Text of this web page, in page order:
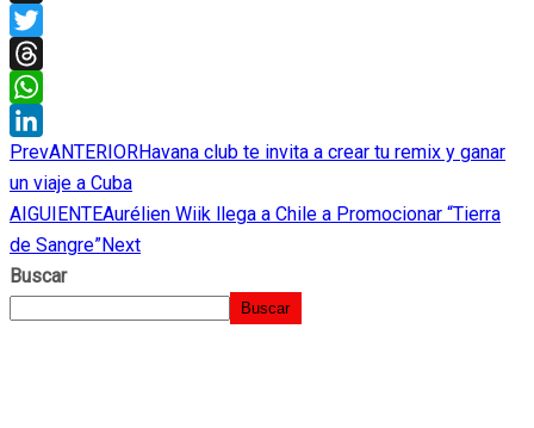
X
Twitter
Threads
WhatsApp
LinkedIn
PrevANTERIORHavana club te invita a crear tu remix y ganar
un viaje a Cuba
AIGUIENTEAurélien Wiik llega a Chile a Promocionar “Tierra
de Sangre”Next
Buscar
Buscar